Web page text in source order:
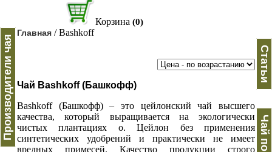
Корзина (0)
Производители чая
Главная / Bashkoff
Чай Bashkoff (Башкофф)
Bashkoff (Башкофф) – это цейлонский чай высшего
качества, который выращивается на экологически
чистых плантациях о. Цейлон без применения
синтетических удобрений и практически не имеет
вредных примесей. Качество продукции строго
Статьи